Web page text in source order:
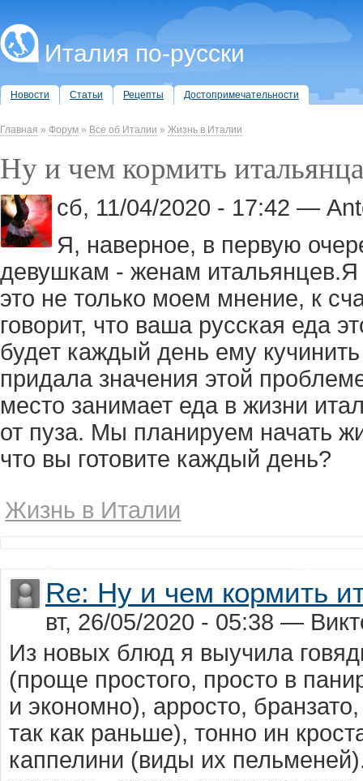
Италия по-русски
Новости Статьи Рецепты Достопримечательности
Главная » Форум » Все об Италии » Жизнь в Италии
Ну и чем кормить
сб, 11/04/2020 - 17:42 —
Я, наверное, в первую
девушкам - женам итальянцев.Я
это не только моем мнение, к
говорит, что ваша русская еда
будет каждый день ему
придала значения этой
место занимает еда в жизни
от пуза. Мы планируем начать
что вы готовите каждый день?
Жизнь в Италии
Re: Ну и чем кормить
вт, 26/05/2020 - 05:38 —
Из новых блюд я выучила
(проще простого, просто в
и экономно), арросто,
так как раньше), тонно ин
каппелини (виды их